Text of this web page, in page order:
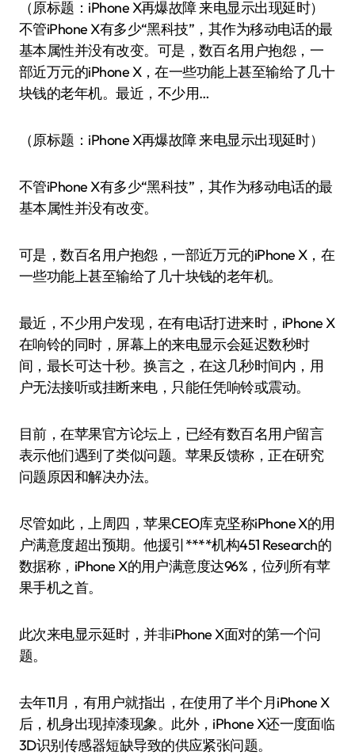
（原标题：iPhone X再爆故障 来电显示出现延时）
不管iPhone X有多少“黑科技”，其作为移动电话的最
基本属性并没有改变。可是，数百名用户抱怨，一
部近万元的iPhone X，在一些功能上甚至输给了几十
块钱的老年机。最近，不少用…
（原标题：iPhone X再爆故障 来电显示出现延时）
不管iPhone X有多少“黑科技”，其作为移动电话的最
基本属性并没有改变。
可是，数百名用户抱怨，一部近万元的iPhone X，在
一些功能上甚至输给了几十块钱的老年机。
最近，不少用户发现，在有电话打进来时，iPhone X
在响铃的同时，屏幕上的来电显示会延迟数秒时
间，最长可达十秒。换言之，在这几秒时间内，用
户无法接听或挂断来电，只能任凭响铃或震动。
目前，在苹果官方论坛上，已经有数百名用户留言
表示他们遇到了类似问题。苹果反馈称，正在研究
问题原因和解决办法。
尽管如此，上周四，苹果CEO库克坚称iPhone X的用
户满意度超出预期。他援引****机构451 Research的
数据称，iPhone X的用户满意度达96%，位列所有苹
果手机之首。
此次来电显示延时，并非iPhone X面对的第一个问
题。
去年11月，有用户就指出，在使用了半个月iPhone X
后，机身出现掉漆现象。此外，iPhone X还一度面临
3D识别传感器短缺导致的供应紧张问题。